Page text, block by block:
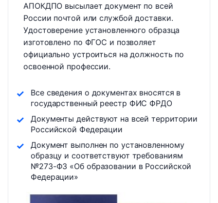
АПОКДПО высылает документ по всей
России почтой или службой доставки.
Удостоверение установленного образца
изготовлено по ФГОС и позволяет
официально устроиться на должность по
освоенной профессии.
Все сведения о документах вносятся в
государственный реестр ФИС ФРДО
Документы действуют на всей территории
Российской Федерации
Документ выполнен по установленному
образцу и соответствуют требованиям
№273-ФЗ «Об образовании в Российской
Федерации»